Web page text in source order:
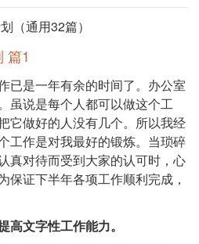
（通用32篇）
篇1
是一年有余的时间了。办公室
虽说是每个人都可以做这个工
它做好的人没有几个。所以我经
工作是对我最好的锻炼。当琐碎
真对待而受到大家的认可时，心
保证下半年各项工作顺利完成，
高文字性工作能力。